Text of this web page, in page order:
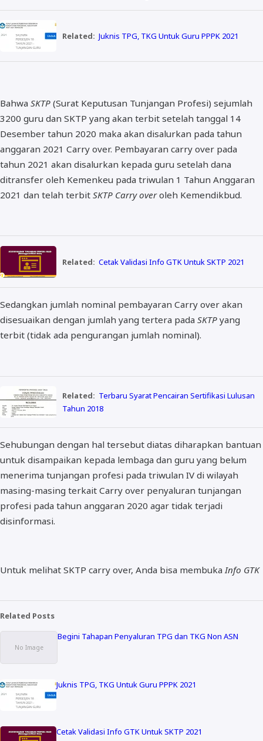
Related: Juknis TPG, TKG Untuk Guru PPPK 2021
Bahwa SKTP (Surat Keputusan Tunjangan Profesi) sejumlah
3200 guru dan SKTP yang akan terbit setelah tanggal 14
Desember tahun 2020 maka akan disalurkan pada tahun
anggaran 2021 Carry over. Pembayaran carry over pada
tahun 2021 akan disalurkan kepada guru setelah dana
ditransfer oleh Kemenkeu pada triwulan 1 Tahun Anggaran
2021 dan telah terbit SKTP Carry overoleh Kemendikbud.
Related: Cetak Validasi Info GTK Untuk SKTP 2021
Sedangkan jumlah nominal pembayaran Carry over akan
disesuaikan dengan jumlah yang tertera pada SKTP yang
terbit (tidak ada pengurangan jumlah nominal).
Related: Terbaru Syarat Pencairan Sertifikasi Lulusan
Tahun 2018
Sehubungan dengan hal tersebut diatas diharapkan bantuan
untuk disampaikan kepada lembaga dan guru yang belum
menerima tunjangan profesi pada triwulan IV di wilayah
masing-masing terkait Carry over penyaluran tunjangan
profesi pada tahun anggaran 2020 agar tidak terjadi
disinformasi.
Untuk melihat SKTP carry over, Anda bisa membuka Info GTK
Related Posts
Begini Tahapan Penyaluran TPG dan TKG Non ASN
Juknis TPG, TKG Untuk Guru PPPK 2021
Cetak Validasi Info GTK Untuk SKTP 2021